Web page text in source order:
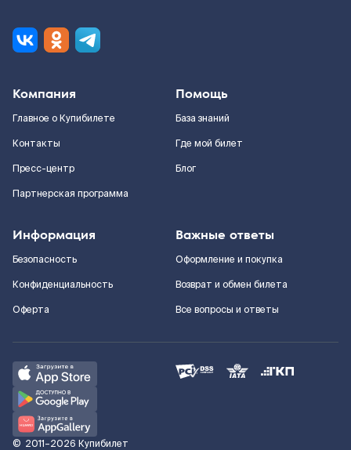
Компания
Главное о Купибилете
Контакты
Пресс-центр
Партнерская программа
Помощь
База знаний
Где мой билет
Блог
Информация
Безопасность
Конфиденциальность
Оферта
Важные ответы
Оформление и покупка
Возврат и обмен билета
Все вопросы и ответы
© 2011–2026 Купибилет